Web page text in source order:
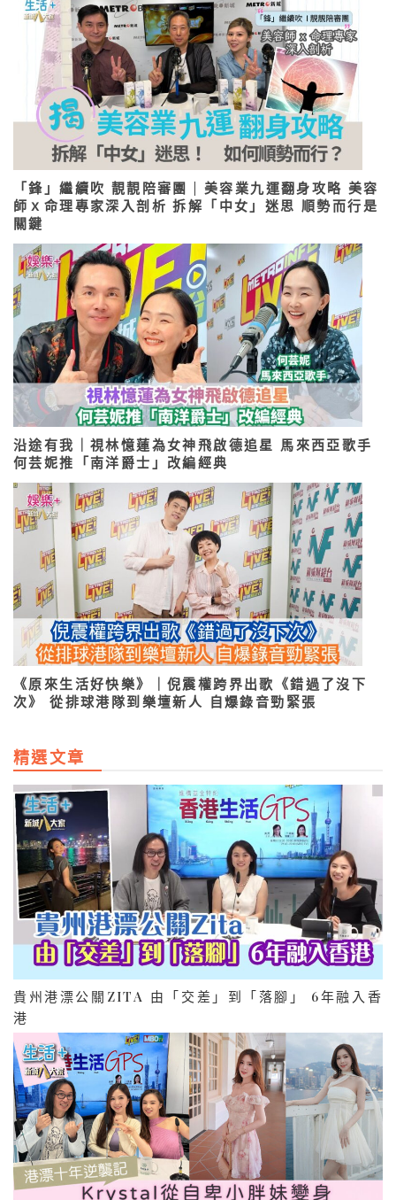
「鋒」繼續吹 靚靚陪審團 | 美容業九運翻身攻略 美容
師ｘ命理專家深入剖析 拆解「中女」迷思 順勢而行是
關鍵
沿途有我｜視林憶蓮為女神飛啟德追星 馬來西亞歌手
何芸妮推「南洋爵士」改編經典
《原來生活好快樂》｜倪震權跨界出歌《錯過了沒下
次》 從排球港隊到樂壇新人 自爆錄音勁緊張
精選文章
貴州港漂公關ZITA 由「交差」到「落腳」 6年融入香
港